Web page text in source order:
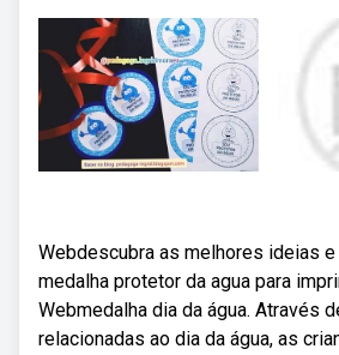
Webdescubra as melhores ideias
medalha protetor da agua para
Webmedalha dia da água. Através
relacionadas ao dia da água, as